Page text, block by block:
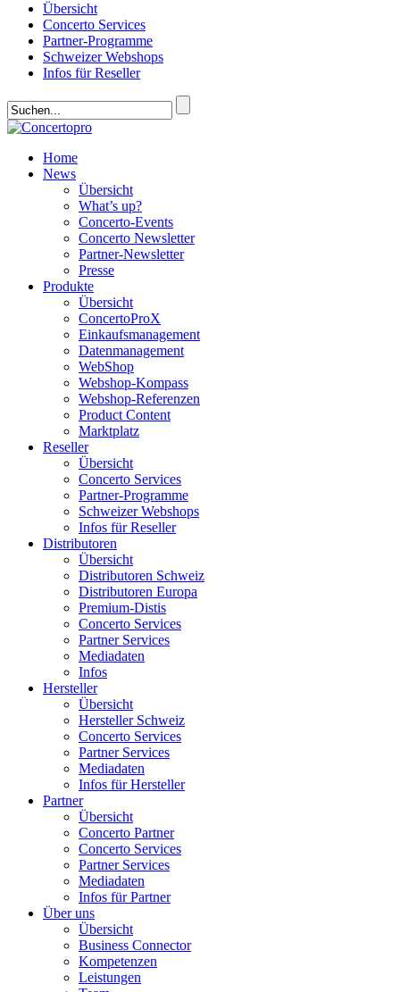
Übersicht
Concerto Services
Partner-Programme
Schweizer Webshops
Infos für Reseller
Home
News
Übersicht
What’s up?
Concerto-Events
Concerto Newsletter
Partner-Newsletter
Presse
Produkte
Übersicht
ConcertoProX
Einkaufsmanagement
Datenmanagement
WebShop
Webshop-Kompass
Webshop-Referenzen
Product Content
Marktplatz
Reseller
Übersicht
Concerto Services
Partner-Programme
Schweizer Webshops
Infos für Reseller
Distributoren
Übersicht
Distributoren Schweiz
Distributoren Europa
Premium-Distis
Concerto Services
Partner Services
Mediadaten
Infos
Hersteller
Übersicht
Hersteller Schweiz
Concerto Services
Partner Services
Mediadaten
Infos für Hersteller
Partner
Übersicht
Concerto Partner
Concerto Services
Partner Services
Mediadaten
Infos für Partner
Über uns
Übersicht
Business Connector
Kompetenzen
Leistungen